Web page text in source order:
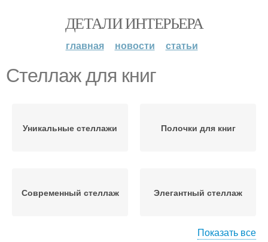
ДЕТАЛИ ИНТЕРЬЕРА
главная новости статьи
Стеллаж для книг
Уникальные стеллажи Полочки для книг
Современный стеллаж Элегантный стеллаж
Показать все